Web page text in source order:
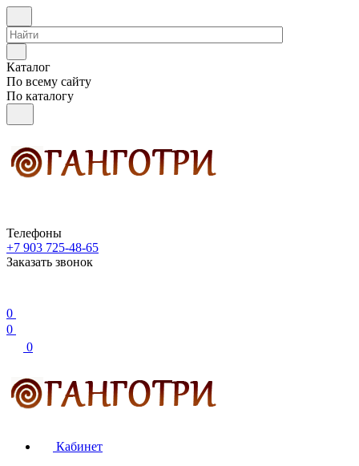
Каталог
По всему сайту
По каталогу
Телефоны
+7 903 725-48-65
Заказать звонок
0
0
0
Кабинет